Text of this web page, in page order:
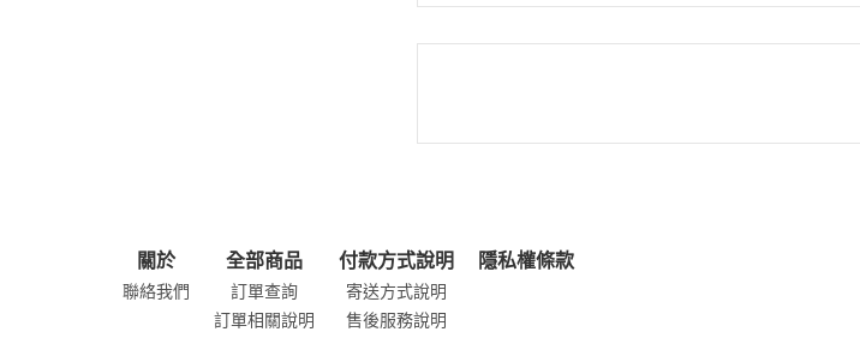
關於
聯絡我們
全部商品
訂單查詢
訂單相關說明
付款方式說明
寄送方式說明
售後服務說明
隱私權條款